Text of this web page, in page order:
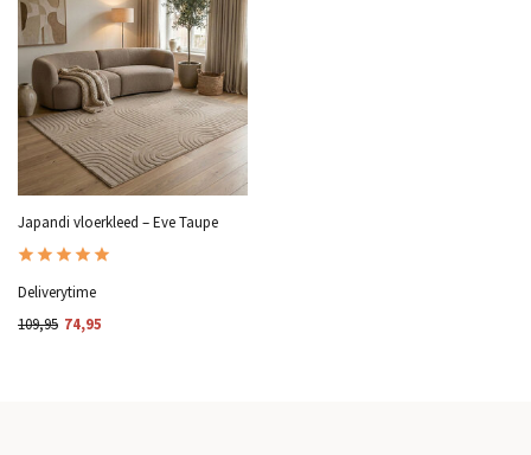
Japandi vloerkleed – Eve Taupe
Deliverytime
109,95 74,95